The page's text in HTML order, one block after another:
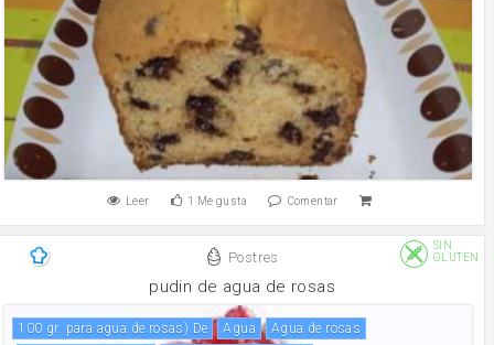
Leer 1 Me gusta Comentar
Postres
SIN
GLUTEN
pudin de agua de rosas
100 gr. para agua de rosas) De agua
agua de rosas